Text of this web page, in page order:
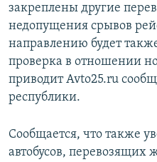
Все сайты РСЕ/РС
закреплены другие
недопущения срывов
направлению будет
проверка в отношении
приводит Avto25.ru
республики.
Сообщается, что также
автобусов, перевозящих